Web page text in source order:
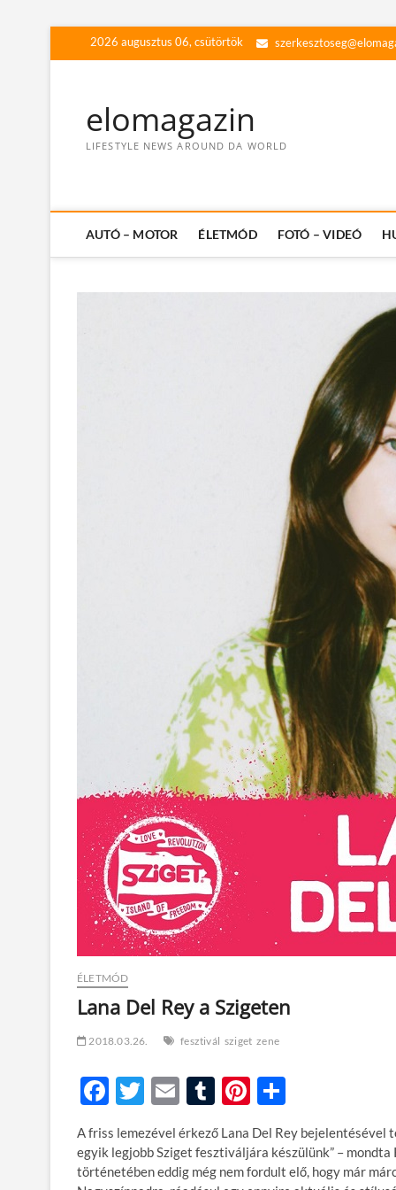
2026 augusztus 06, csütörtök
elomagazin
LIFESTYLE NEWS AROUND DA WORLD
AUTÓ – MOTOR ÉLETMÓD FOTÓ – VIDEÓ
ÉLETMÓD
Lana Del Rey a Szigeten
2018.03.26. fesztivál sziget zene
F
ac
e
b
T
w
itt
er
E
m
ail
T
u
m
bl
Pi
nt
er
es
ss
za
m
A friss lemezével érkező Lana Del Rey bejelentésével
egyik legjobb Sziget fesztiváljára készülünk” –
történetében eddig még nem fordult elő, hogy már